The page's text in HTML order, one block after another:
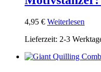
4,95 € Weiterlesen
Lieferzeit: 2-3